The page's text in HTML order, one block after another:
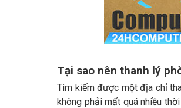
Tại sao nên thanh lý
Tìm kiếm được một địa chỉ
không phải mất quá nhiều